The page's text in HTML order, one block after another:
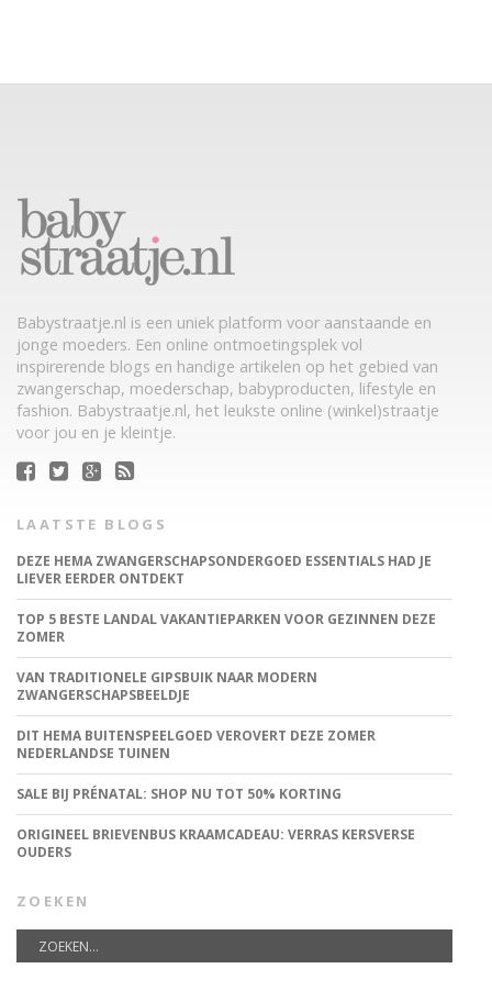
Babystraatje.nl is een uniek platform voor aanstaande en
jonge moeders. Een online ontmoetingsplek vol
inspirerende blogs en handige artikelen op het gebied van
zwangerschap, moederschap, babyproducten, lifestyle en
fashion. Babystraatje.nl, het leukste online (winkel)straatje
voor jou en je kleintje.
LAATSTE BLOGS
DEZE HEMA ZWANGERSCHAPSONDERGOED ESSENTIALS HAD JE
LIEVER EERDER ONTDEKT
TOP 5 BESTE LANDAL VAKANTIEPARKEN VOOR GEZINNEN DEZE
ZOMER
VAN TRADITIONELE GIPSBUIK NAAR MODERN
ZWANGERSCHAPSBEELDJE
DIT HEMA BUITENSPEELGOED VEROVERT DEZE ZOMER
NEDERLANDSE TUINEN
SALE BIJ PRÉNATAL: SHOP NU TOT 50% KORTING
ORIGINEEL BRIEVENBUS KRAAMCADEAU: VERRAS KERSVERSE
OUDERS
ZOEKEN